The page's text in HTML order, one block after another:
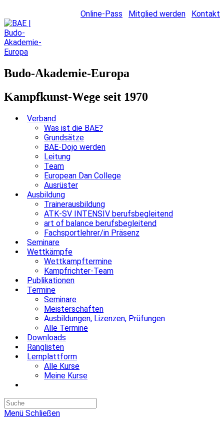
Online-Pass Mitglied werden Kontakt
Budo-Akademie-Europa
Kampfkunst-Wege seit 1970
Verband
Was ist die BAE?
Grundsätze
BAE-Dojo werden
Leitung
Team
European Dan College
Ausrüster
Ausbildung
Trainerausbildung
ATK-SV INTENSIV berufsbegleitend
art of balance berufsbegleitend
Fachsportlehrer/in Präsenz
Seminare
Wettkämpfe
Wettkampftermine
Kampfrichter-Team
Publikationen
Termine
Seminare
Meisterschaften
Ausbildungen, Lizenzen, Prüfungen
Alle Termine
Downloads
Ranglisten
Lernplattform
Alle Kurse
Meine Kurse
Menü Schließen